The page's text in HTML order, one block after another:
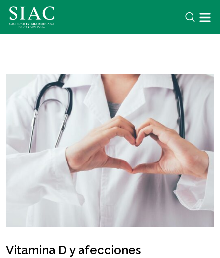
Vitamina D y afecciones